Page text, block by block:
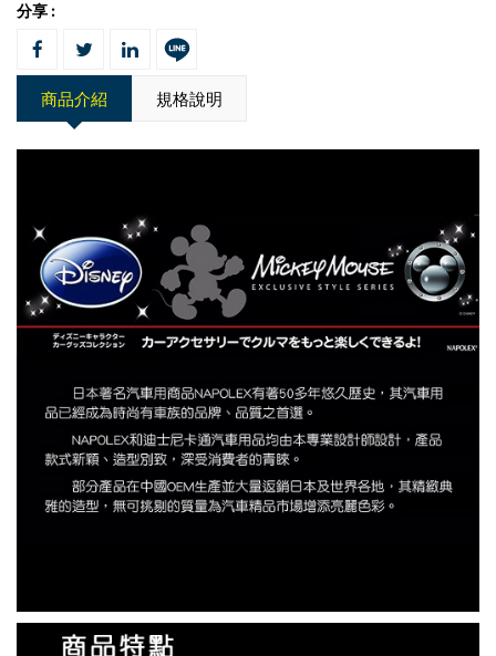
分享 :
商品介紹 規格說明